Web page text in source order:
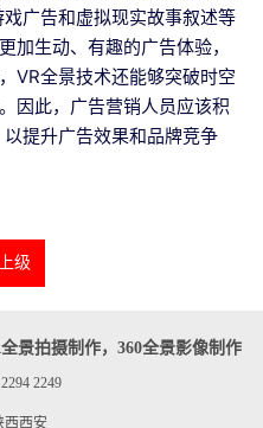
广告和虚拟现实故事叙述等
加生动、有趣的广告体验，
VR全景技术还能够突破时空
因此，广告营销人员应该积
提升广告效果和品牌竞争
级
景拍摄制作，360全景影像制作
2249
西西安